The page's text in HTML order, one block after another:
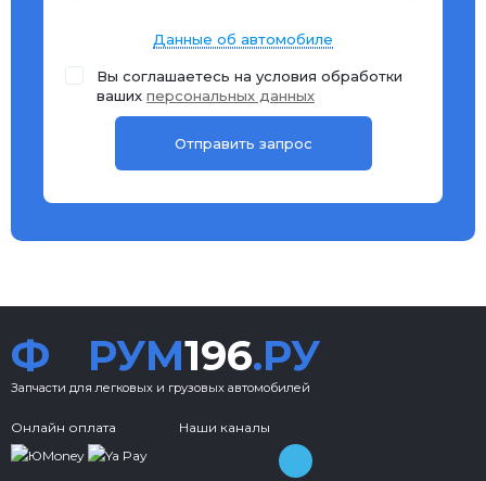
Данные об автомобиле
Вы соглашаетесь на условия обработки
ваших персональных данных
Ф РУМ196.РУ
Запчасти для легковых и грузовых автомобилей
Онлайн оплата Наши каналы